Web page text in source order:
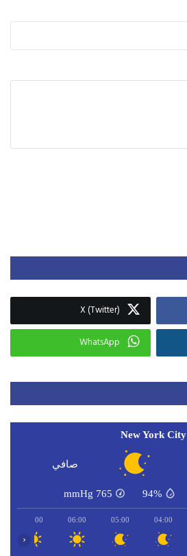
X (Twitter)
WhatsApp
New York City
صافي
94%
765
mmHg
04:00
05:00
06:00
07:00
‹